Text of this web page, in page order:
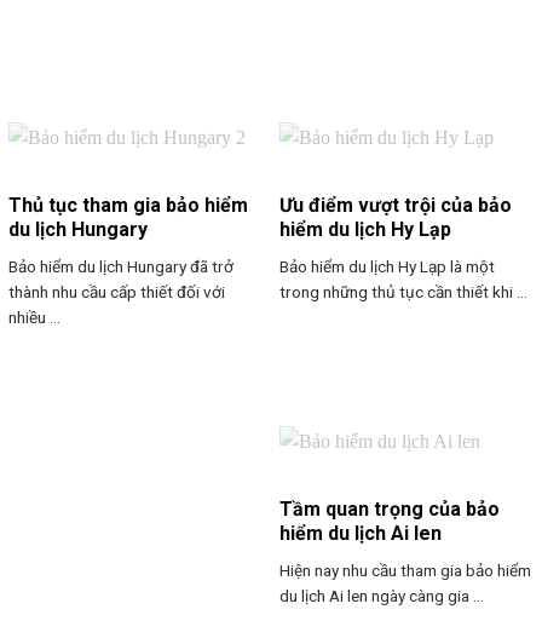
Thủ tục tham gia bảo hiểm
du lịch Hungary
Bảo hiểm du lịch Hungary đã trở
thành nhu cầu cấp thiết đối với
nhiều ...
Ưu điểm vượt trội của bảo
hiểm du lịch Hy Lạp
Bảo hiểm du lịch Hy Lạp là một
trong những thủ tục cần thiết khi ...
Tầm quan trọng của bảo
hiểm du lịch Ai len
Hiện nay nhu cầu tham gia bảo hiểm
du lịch Ai len ngày càng gia ...